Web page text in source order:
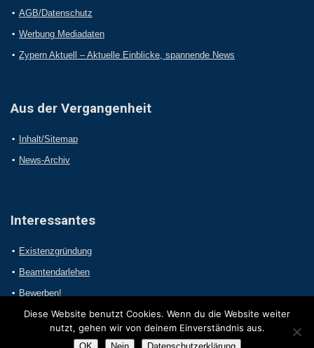
AGB/Datenschutz
Werbung Mediadaten
Zypern Aktuell – Aktuelle Einblicke, spannende News
Aus der Vergangenheit
Inhalt/Sitemap
News-Archiv
Interessantes
Existenzgründung
Beamtendarlehen
Bewerben!
Diese Website benutzt Cookies. Wenn du die Website weiter
nutzt, gehen wir von deinem Einverständnis aus.